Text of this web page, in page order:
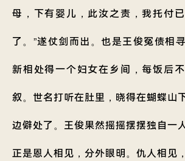
母，下有婴儿，此汝之责，我托付
了。”遂仗剑而出。也是王俊冤债相
新相处得一个妇女在乡间，每饭后
叙。世名打听在肚里，晓得在蝴蝶山
边僻处了。王俊果然摇摇摆摆独自一
正是恩人相见，分外眼明。仇人相见